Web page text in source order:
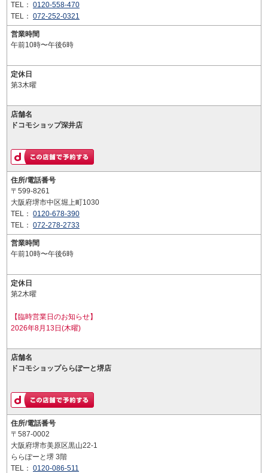
TEL： 0120-558-470
TEL： 072-252-0321
営業時間
午前10時〜午後6時
定休日
第3木曜
店舗名
ドコモショップ深井店
住所/電話番号
〒599-8261
大阪府堺市中区堀上町1030
TEL： 0120-678-390
TEL： 072-278-2733
営業時間
午前10時〜午後6時
定休日
第2木曜
【臨時営業日のお知らせ】
2026年8月13日(木曜)
店舗名
ドコモショップららぽーと堺店
住所/電話番号
〒587-0002
大阪府堺市美原区黒山22-1
ららぽーと堺 3階
TEL： 0120-086-511